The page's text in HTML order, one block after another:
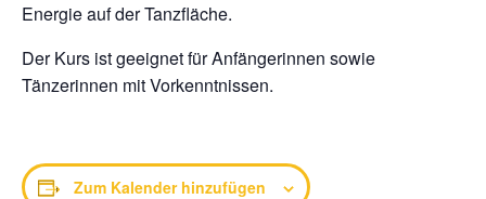
Energie auf der Tanzfläche.
Der Kurs ist geeignet für Anfängerinnen sowie
Tänzerinnen mit Vorkenntnissen.
Zum Kalender hinzufügen